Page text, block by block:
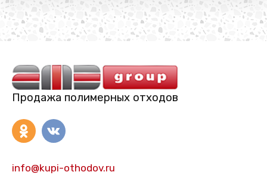
Продажа полимерных отходов
info@kupi-othodov.ru